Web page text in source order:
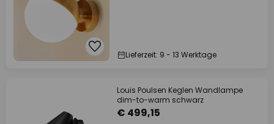
Lieferzeit: 9 - 13 Werktage
Louis Poulsen Keglen Wandlampe
dim-to-warm schwarz
€ 499,15